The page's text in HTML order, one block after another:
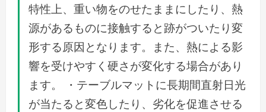
特性上、重い物をのせたままにしたり、熱
源があるものに接触すると跡がついたり変
形する原因となります。また、熱による影
響を受けやすく硬さが変化する場合があり
ます。 ・テーブルマットに長期間直射日光
が当たると変色したり、劣化を促進させる